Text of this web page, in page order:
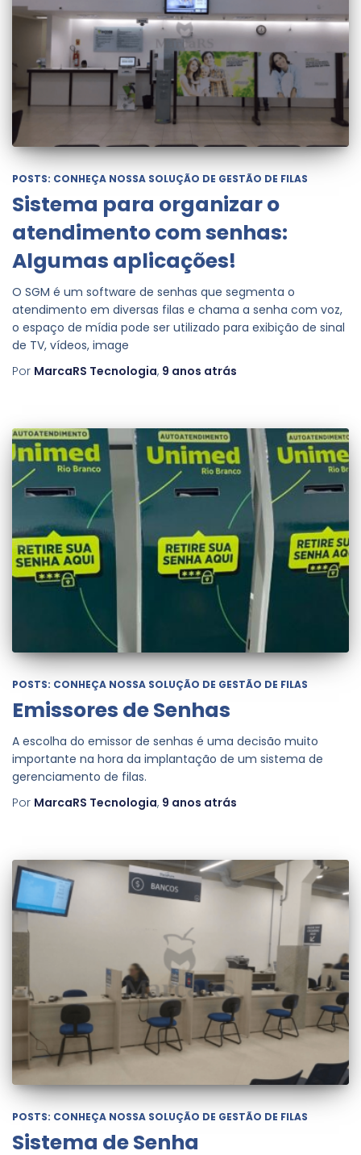
POSTS: CONHEÇA NOSSA SOLUÇÃO DE GESTÃO DE FILAS
Sistema para organizar o
atendimento com senhas:
Algumas aplicações!
O SGM é um software de senhas que segmenta o
atendimento em diversas filas e chama a senha com voz,
o espaço de mídia pode ser utilizado para exibição de sinal
de TV, vídeos, image
Por MarcaRS Tecnologia, 9 anos atrás
POSTS: CONHEÇA NOSSA SOLUÇÃO DE GESTÃO DE FILAS
Emissores de Senhas
A escolha do emissor de senhas é uma decisão muito
importante na hora da implantação de um sistema de
gerenciamento de filas.
Por MarcaRS Tecnologia, 9 anos atrás
POSTS: CONHEÇA NOSSA SOLUÇÃO DE GESTÃO DE FILAS
Sistema de Senha